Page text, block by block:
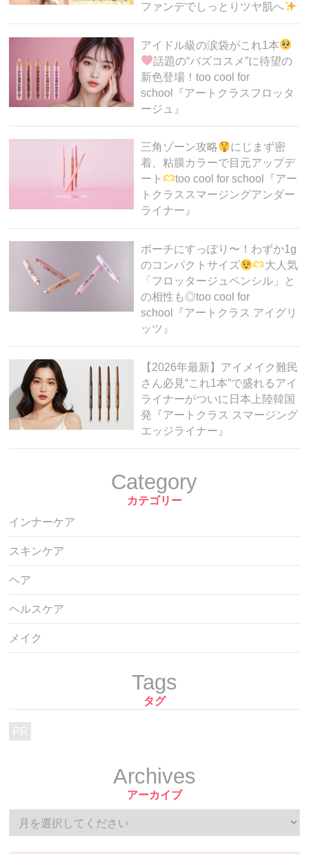
ファンデでしっとりツヤ肌へ
アイドル級の涙袋がこれ1本
話題の“バズコスメ”に待望の
新色登場！too cool for
school『アートクラスフロッタ
ージュ』
三角ゾーン攻略
にじまず密
着、粘膜カラーで目元アップデ
ート
too cool for school『アー
トクラススマージングアンダー
ライナー』
ポーチにすっぽり〜！わずか1g
のコンパクトサイズ
大人気
「フロッタージュペンシル」と
の相性も◎too cool for
school『アートクラス アイグリ
ッツ』
【2026年最新】アイメイク難民
さん必見“これ1本”で盛れるアイ
ライナーがついに日本上陸韓国
発『アートクラス スマージング
エッジライナー』
Category
カテゴリー
インナーケア
スキンケア
ヘア
ヘルスケア
メイク
Tags
タグ
PR
Archives
アーカイブ